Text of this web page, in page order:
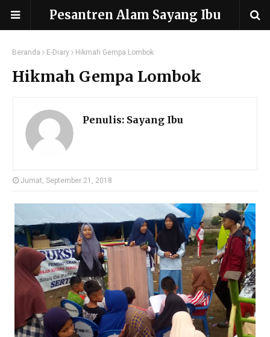
Pesantren Alam Sayang Ibu
Beranda E-Diary Hikmah Gempa Lombok
Hikmah Gempa Lombok
Penulis: Sayang Ibu
Jumat, September 21, 2018